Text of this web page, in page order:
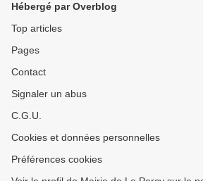
Hébergé par Overblog
Top articles
Pages
Contact
Signaler un abus
C.G.U.
Cookies et données personnelles
Préférences cookies